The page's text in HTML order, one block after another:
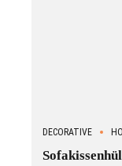
DECORATIVE